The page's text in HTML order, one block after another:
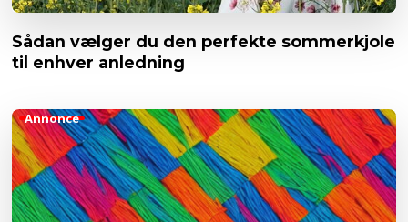
Sådan vælger du den perfekte sommerkjole
til enhver anledning
Annonce